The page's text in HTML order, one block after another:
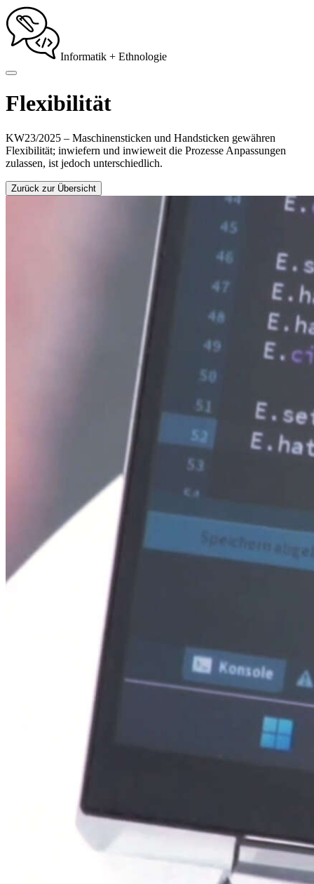
Informatik + Ethnologie
Flexibilität
KW23/2025 – Maschinensticken und Handsticken gewähren
Flexibilität; inwiefern und inwieweit die Prozesse Anpassungen
zulassen, ist jedoch unterschiedlich.
Zurück zur Übersicht